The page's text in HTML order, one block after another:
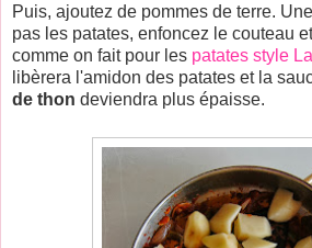
Puis, ajoutez de pommes de terre.
pas les patates, enfoncez le couteau
comme on fait pour les patates style
libèrera l'amidon des patates et la
de thon deviendra plus épaisse.